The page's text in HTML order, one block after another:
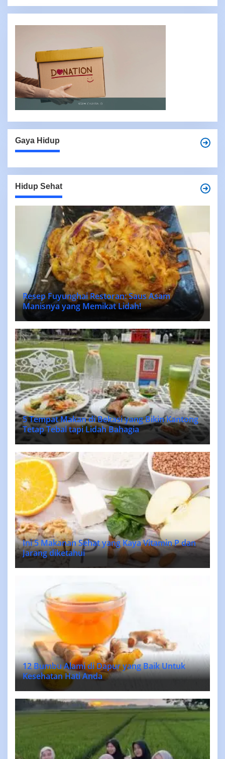
Gaya Hidup
Hidup Sehat
Resep Fuyunghai Restoran: Saus Asam
Manisnya yang Memikat Lidah!
5 Tempat Makan di Bekasi yang Bikin Kantong
Tetap Tebal tapi Lidah Bahagia
Ini 5 Makanan Sehat yang Kaya Vitamin P dan
Jarang diketahui
12 Bumbu Alami di Dapur yang Baik Untuk
Kesehatan Hati Anda